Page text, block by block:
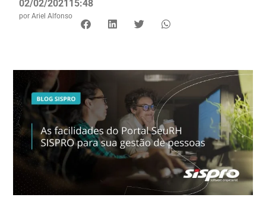
02/02/202115:48
por Ariel Alfonso